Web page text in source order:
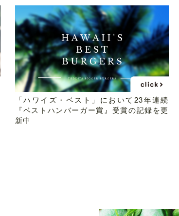
「ハワイズ・ベスト」において23年連続
『ベストハンバーガー賞』受賞の記録を更
新中